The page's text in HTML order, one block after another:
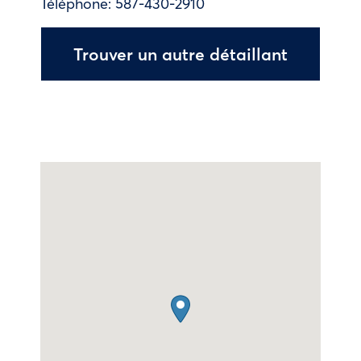
Trouver un autre détaillant